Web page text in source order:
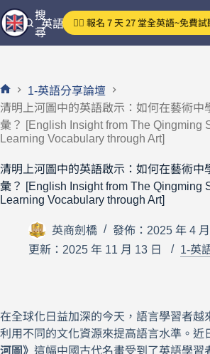
跳
至
主
容
英語分享論壇
搜
尋
👉🏻 報名 7 天 27 堂全英語~免費
首
頁
1-英語分享論壇
清明上河圖中的英語啟示：如何在藝術中
彙？ [English Insight from The Qingming
Learning Vocabulary through Art]
清明上河圖中的英語啟示：如何在藝術中
彙？ [English Insight from The Qingming
Learning Vocabulary through Art]
英商劍橋
發佈：2025 年 4
更新：2025 年 11 月 13 日
1-英
在全球化日益加深的今天，語言學習者越
利用不同的文化資源來提高語言水準。近
河圖》 這幅中國古代名畫受到了英語學習